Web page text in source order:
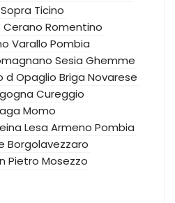
Ticino
Cerano Romentino
Varallo Pombia
Sesia Ghemme
d Opaglio Briga Novarese
Cureggio
Momo
Lesa Armeno Pombia
Borgolavezzaro
Pietro Mosezzo